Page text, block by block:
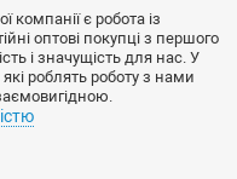
є робота із
оптові покупці з першого
і значущість для нас. У
роблять роботу з нами